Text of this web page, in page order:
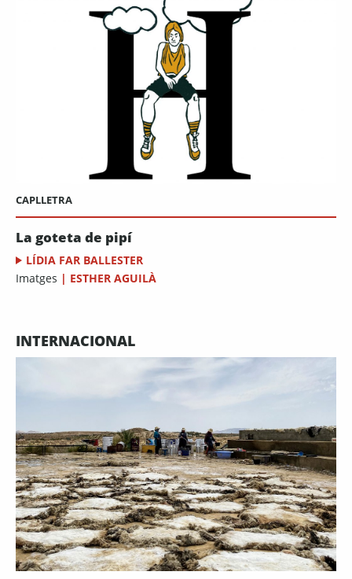
CAPLLETRA
La goteta de pipí
LÍDIA FAR BALLESTER
Imatges | ESTHER AGUILÀ
INTERNACIONAL